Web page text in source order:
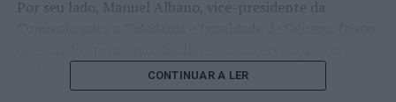
Por seu lado, Manuel Albano, vice-presidente da
violência doméstica é “a forma que nós próprios
sentimos e qualificamos um ato de violência, porque
CONTINUAR A LER